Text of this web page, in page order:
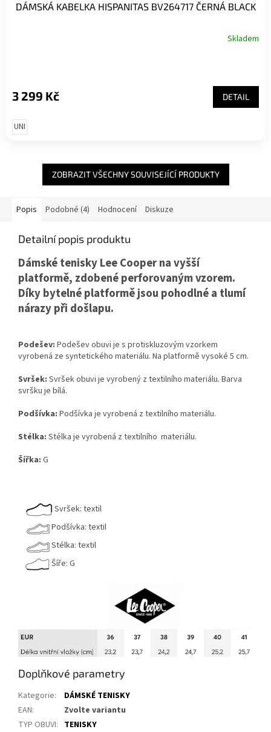
DÁMSKÁ KABELKA HISPANITAS BV264717 ČERNÁ BLACK
Skladem
3 299 Kč DETAIL
UNI
ZOBRAZIT VŠECHNY SOUVISEJÍCÍ PRODUKTY
Popis Podobné (4) Hodnocení Diskuze
Detailní popis produktu
Dámské tenisky Lee Cooper na vyšší
platformě, zdobené perforovaným vzorem.
Díky bytelné platformě jsou pohodlné a tlumí
nárazy při došlapu.
Podešev: Podešev obuvi je s protiskluzovým vzorkem
vyrobená ze syntetického materiálu. Na platformě vysoké 5 cm.
Svršek: Svršek obuvi je vyrobený z textilního materiálu. Barva
svršku je bílá.
Podšívka: Podšívka je vyrobená z textilního materiálu.
Stélka: Stélka je vyrobená z textilního materiálu.
Šířka: G
Svršek: textil
Podšívka: textil
Stélka: textil
Šíře: G
Doplňkové parametry
Kategorie:
DÁMSKÉ TENISKY
EAN:
Zvolte variantu
TYP OBUVI: TENISKY